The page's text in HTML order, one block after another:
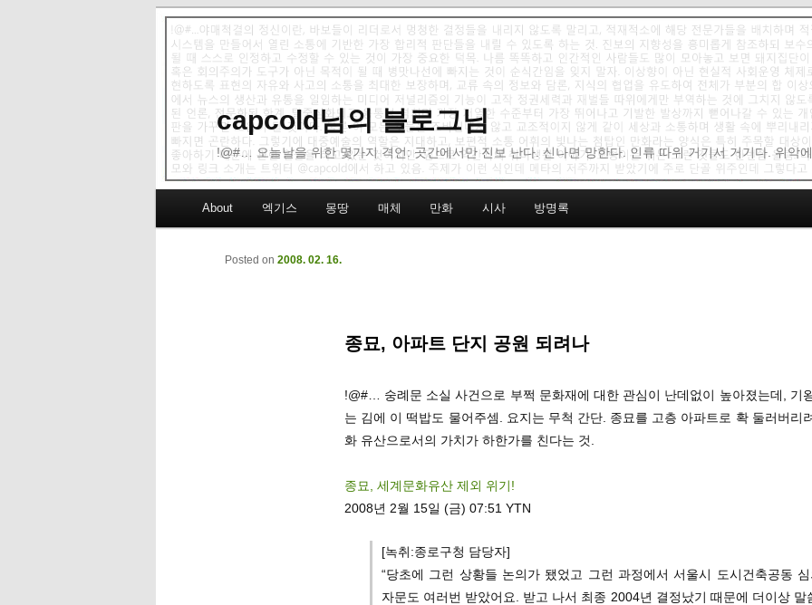
capcold님의 블로그님
!@#… 오늘날을 위한 몇가지 격언: 곳간에서만 진보 난다. 신나면 망한다. 인류 따위 거기서 거기다. 위악
Skip to primary content
Skip to secondary content
About 엑기스 몽땅 매체 만화 시사 방명록
종묘, 아파트 단지 공원 되려나
Posted on 2008. 02. 16.
!@#… 숭례문 소실 사건으로 부쩍 문화재에 대한 관심이 난데없이 높아졌는데, 기
는 김에 이 떡밥도 물어주셈. 요지는 무척 간단. 종묘를 고층 아파트로 확 둘러버리
화 유산으로서의 가치가 하한가를 친다는 것.
종묘, 세계문화유산 제외 위기!
2008년 2월 15일 (금) 07:51 YTN
[녹취:종로구청 담당자]
“당초에 그런 상황들 논의가 됐었고 그런 과정에서 서울시 도시건축공동
자문도 여러번 받았어요. 받고 나서 최종 2004년 결정났기 때문에 더이상 말